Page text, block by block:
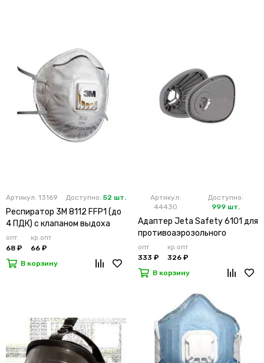
Артикул: 13169 Доступно: 52 шт.
Респиратор 3М 8112 FFP1 (до
4 ПДК) с клапаном выдоха
опт
68 ₽
кр.опт
66 ₽
В корзину
Артикул:
44430
Доступно:
999 шт.
Адаптер Jeta Safety 6101 для
противоаэрозольного
фильтра (х2х100)
опт
333 ₽
кр.опт
326 ₽
В корзину